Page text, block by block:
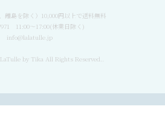
離島を除く）10,000円以上で送料無料
11:00〜17:00(休業日除く)
info@lalatulle.jp
by Tika All Rights Reserved..